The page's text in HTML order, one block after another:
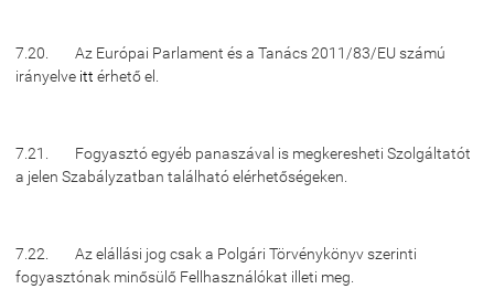
7.20. Az Európai Parlament és a Tanács 2011/83/EU számú
irányelve itt érhető el.
7.21. Fogyasztó egyéb panaszával is megkeresheti Szolgáltatót
a jelen Szabályzatban található elérhetőségeken.
7.22. Az elállási jog csak a Polgári Törvénykönyv szerinti
fogyasztónak minősülő Fellhasználókat illeti meg.